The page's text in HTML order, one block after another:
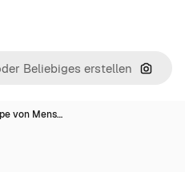
Nach
von Mens…